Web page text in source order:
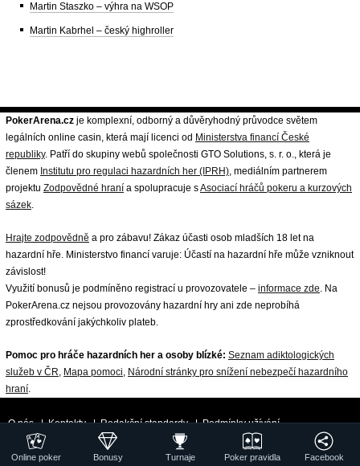
Martin Staszko – výhra na WSOP
Martin Kabrhel – český highroller
PokerArena.cz je komplexní, odborný a důvěryhodný průvodce světem
legálních online casin, která mají licenci od Ministerstva financí České
republiky. Patří do skupiny webů společnosti GTO Solutions, s. r. o., která je
členem Institutu pro regulaci hazardních her (IPRH), mediálním partnerem
projektu Zodpovědné hraní a spolupracuje sAsociací hráčů pokeru a kurzových
sázek.
Hrajte zodpovědně a pro zábavu! Zákaz účasti osob mladších 18 let na
hazardní hře. Ministerstvo financí varuje: Účastí na hazardní hře může vzniknout
závislost!
Využití bonusů je podmíněno registrací u provozovatele – informace zde. Na
PokerArena.cz nejsou provozovány hazardní hry ani zde neprobíhá
zprostředkování jakýchkoliv plateb.
Pomoc pro hráče hazardních her a osoby blízké: Seznam adiktologických
služeb v ČR, Mapa pomoci, Národní stránky pro snížení nebezpečí hazardního
hraní.
O nás|Kontakty|Redakční standardy|Podmínky užívání
Zpracování osobních údajů a cookies| 18+ Zodpovědné hraní
| ©
GTO Solutions, s.r.o.
Online poker Bonusy Turnaje Poker pravidla Facebook